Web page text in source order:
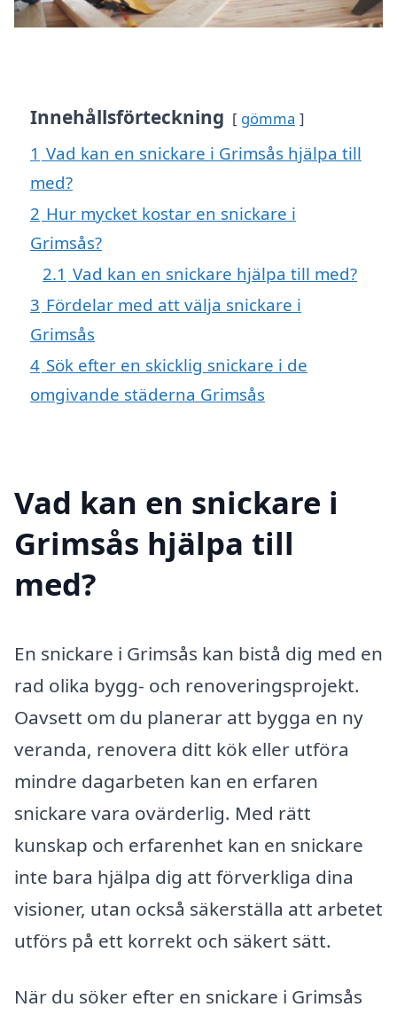
Innehållsförteckning gömma
1 Vad kan en snickare i Grimsås hjälpa till
med?
2 Hur mycket kostar en snickare i
Grimsås?
2.1 Vad kan en snickare hjälpa till med?
3 Fördelar med att välja snickare i
Grimsås
4 Sök efter en skicklig snickare i de
omgivande städerna Grimsås
Vad kan en snickare i
Grimsås hjälpa till
med?
En snickare i Grimsås kan bistå dig med en
rad olika bygg- och renoveringsprojekt.
Oavsett om du planerar att bygga en ny
veranda, renovera ditt kök eller utföra
mindre dagarbeten kan en erfaren
snickare vara ovärderlig. Med rätt
kunskap och erfarenhet kan en snickare
inte bara hjälpa dig att förverkliga dina
visioner, utan också säkerställa att arbetet
utförs på ett korrekt och säkert sätt.
När du söker efter en snickare i Grimsås